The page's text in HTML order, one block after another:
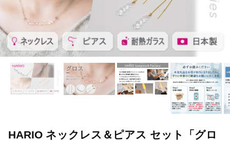
HARIO ネックレス＆ピアス セット「グロ